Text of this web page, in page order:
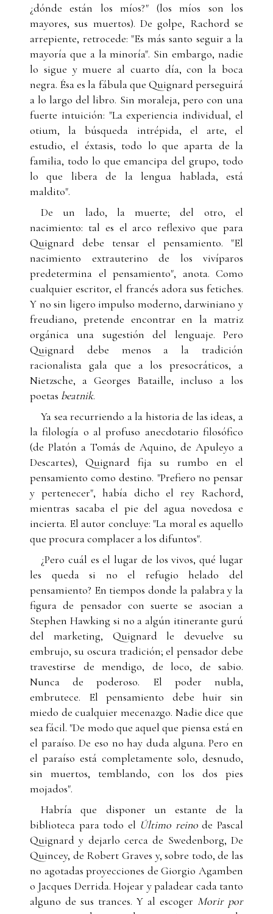
¿dónde están los míos?" (los míos son los
mayores, sus muertos). De golpe, Rachord se
arrepiente, retrocede: "Es más santo seguir a la
mayoría que a la minoría". Sin embargo, nadie
lo sigue y muere al cuarto día, con la boca
negra. Ésa es la fábula que Quignard perseguirá
a lo largo del libro. Sin moraleja, pero con una
fuerte intuición: "La experiencia individual, el
otium, la búsqueda intrépida, el arte, el
estudio, el éxtasis, todo lo que aparta de la
familia, todo lo que emancipa del grupo, todo
lo que libera de la lengua hablada, está
maldito".
De un lado, la muerte; del otro, el
nacimiento: tal es el arco reflexivo que para
Quignard debe tensar el pensamiento. "El
nacimiento extrauterino de los vivíparos
predetermina el pensamiento", anota. Como
cualquier escritor, el francés adora sus fetiches.
Y no sin ligero impulso moderno, darwiniano y
freudiano, pretende encontrar en la matriz
orgánica una sugestión del lenguaje. Pero
Quignard debe menos a la tradición
racionalista gala que a los presocráticos, a
Nietzsche, a Georges Bataille, incluso a los
poetas beatnik.
Ya sea recurriendo a la historia de las ideas, a
la filología o al profuso anecdotario filosófico
(de Platón a Tomás de Aquino, de Apuleyo a
Descartes), Quignard fija su rumbo en el
pensamiento como destino. "Prefiero no pensar
y pertenecer", había dicho el rey Rachord,
mientras sacaba el pie del agua novedosa e
incierta. El autor concluye: "La moral es aquello
que procura complacer a los difuntos".
¿Pero cuál es el lugar de los vivos, qué lugar
les queda si no el refugio helado del
pensamiento? En tiempos donde la palabra y la
figura de pensador con suerte se asocian a
Stephen Hawking si no a algún itinerante gurú
del marketing, Quignard le devuelve su
embrujo, su oscura tradición; el pensador debe
travestirse de mendigo, de loco, de sabio.
Nunca de poderoso. El poder nubla,
embrutece. El pensamiento debe huir sin
miedo de cualquier mecenazgo. Nadie dice que
sea fácil. "De modo que aquel que piensa está en
el paraíso. De eso no hay duda alguna. Pero en
el paraíso está completamente solo, desnudo,
sin muertos, temblando, con los dos pies
mojados".
Habría que disponer un estante de la
biblioteca para todo el Último reinode Pascal
Quignard y dejarlo cerca de Swedenborg, De
Quincey, de Robert Graves y, sobre todo, de las
no agotadas proyecciones de Giorgio Agamben
o Jacques Derrida. Hojear y paladear cada tanto
alguno de sus trances. Y al escoger Morir por